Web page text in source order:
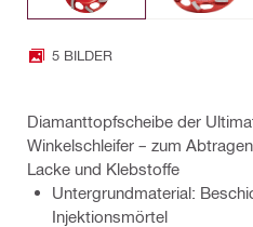
5 BILDER
Diamanttopfscheibe der
Winkelschleifer – zum
Lacke und Klebstoffe
Untergrundmaterial:
Injektionsmörtel